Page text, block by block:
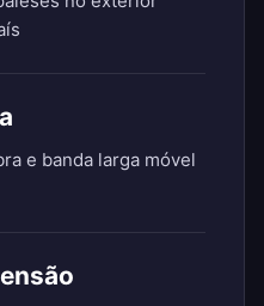
e banda larga móvel